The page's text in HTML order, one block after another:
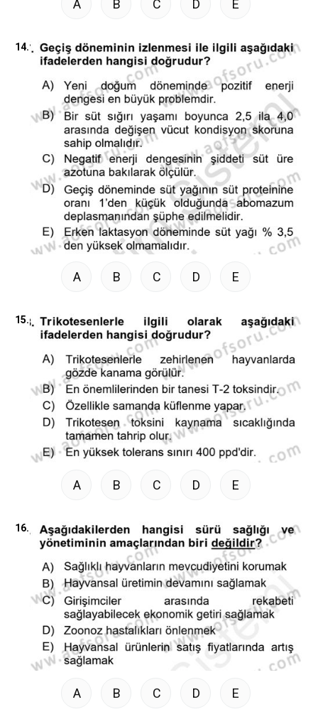
A B C D E
14.
A B C D E
15.
A B C D E
16.
A B C D E